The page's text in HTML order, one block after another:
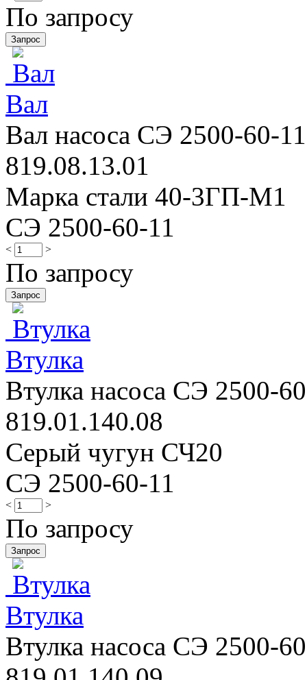
По запросу
Вал
Вал насоса СЭ 2500-60-
819.08.13.01
Марка стали 40-3ГП-М1
СЭ 2500-60-11
< >
По запросу
Втулка
Втулка насоса СЭ 2500-
819.01.140.08
Серый чугун СЧ20
СЭ 2500-60-11
< >
По запросу
Втулка
Втулка насоса СЭ 2500-